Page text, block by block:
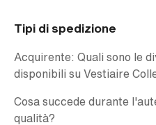
Tipi di spedizione
Acquirente: Quali sono le
disponibili su Vestiaire
Cosa succede durante
qualità?